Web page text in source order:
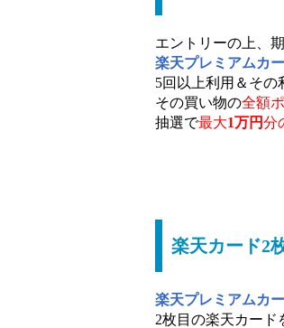
エントリーの上、
楽天プレミアムカ
5回以上利用＆その
その買い物の全額
抽選で最大1万円分
楽天カード2
楽天プレミアムカ
2枚目の楽天カード